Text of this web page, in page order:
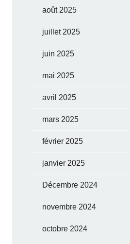
août 2025
juillet 2025
juin 2025
mai 2025
avril 2025
mars 2025
février 2025
janvier 2025
Décembre 2024
novembre 2024
octobre 2024